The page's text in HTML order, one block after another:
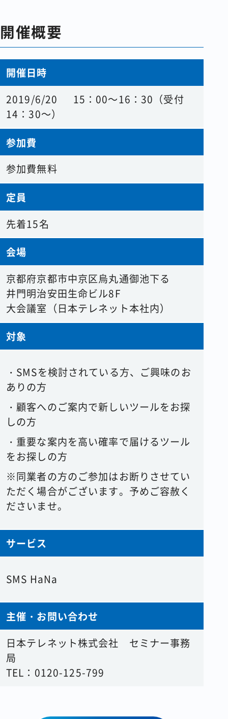
開催概要
開催日時
2019/6/20 15：00～16：30（受付
14：30～）
参加費
参加費無料
定員
先着15名
会場
京都府京都市中京区烏丸通御池下る
井門明治安田生命ビル8F
大会議室（日本テレネット本社内）
対象
・ SMSを検討されている方、ご興味のお
ありの方
・顧客へのご案内で新しいツールをお探
しの方
・重要な案内を高い確率で届けるツール
をお探しの方
※同業者の方のご参加はお断りさせてい
ただく場合がございます。予めご容赦く
ださいませ。
サービス
SMS HaNa
主催・お問い合わせ
日本テレネット株式会社 セミナー事務
局
TEL：0120-125-799